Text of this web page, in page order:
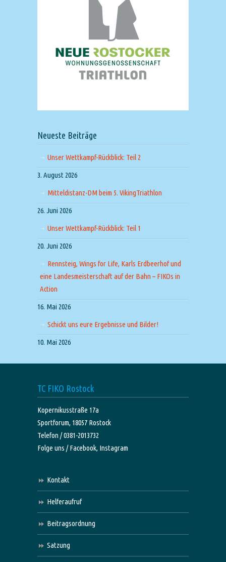
Neueste Beiträge
Unser Wettkampf-Rückblick: Teil 2
3. August 2026
Mitteldistanz-DM beim 5. VikingTriathlon
26. Juni 2026
Unser Wettkampf-Rückblick: Teil 1
20. Juni 2026
Rennsteig, Wings for Life, Karls Erdbeerhof und
eine Landesmeisterschaft auf der Bahn – FIKOs in
Action
16. Mai 2026
Schickt uns eure Ergebnisse und Bilder!
10. Mai 2026
TC FIKO Rostock
Kopernikusstraße 17a
Sportforum, 18057 Rostock
Telefon / 0381-2013732
Folge uns /Facebook, Instagram
Kontakt
Helferaufruf
Beitragsordnung
Satzung